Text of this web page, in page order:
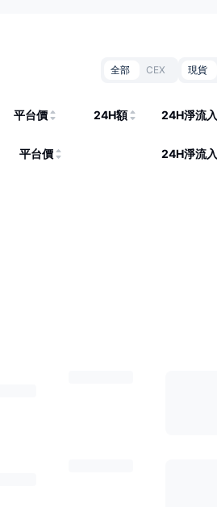
全部 CEX 現貨
平台價 24H額 24H淨流入
平台價 24H淨流入